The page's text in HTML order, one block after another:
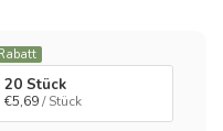
20 Stück
€5,69/ Stück